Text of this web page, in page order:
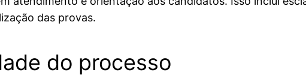
das provas.
do processo